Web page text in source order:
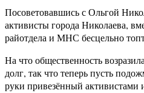
Посоветовавшись с Ольгой
активисты города Николаева,
райотдела и МНС бесцельно
На что общественность
долг, так что теперь пусть
руки привезённый